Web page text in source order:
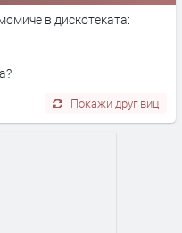
в дискотеката:
Покажи друг виц